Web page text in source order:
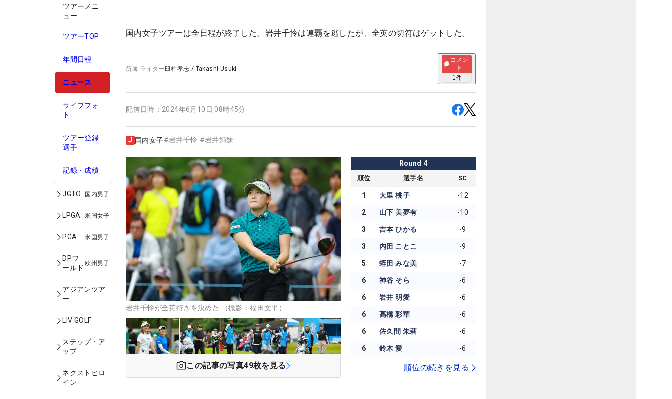
ツアーメニ
ュー
ツアーTOP
年間日程
ニュース
ライブフォ
ト
ツアー登録
選手
記録・成績
JGTO 国内男子
LPGA 米国女子
PGA 米国男子
DPワ
ールド
欧州男子
アジアンツア
ー
LIV GOLF
ステップ・ア
ップ
ネクストヒロ
イン
国内女子ツアーは全日程が終了した。岩井千怜は連覇を逃したが、全英の切符はゲットした。
所属 ライター 臼杵孝志 / Takashi Usuki
コメン
ト
1件
配信日時： 2024年6月10日 08時45分
国内女子#岩井千怜 #岩井姉妹
岩井千怜が全英行きを決めた （撮影：福田文平）
この記事の写真49枚を見る
Round 4
順位 選手名 SC
1 大里 桃子 -12
2 山下 美夢有 -10
3 吉本 ひかる -9
3 内田 ことこ -9
5 蛭田 みな美 -7
6 神谷 そら -6
6 岩井 明愛 -6
6 髙橋 彩華 -6
6 佐久間 朱莉 -6
6 鈴木 愛 -6
順位の続きを見る